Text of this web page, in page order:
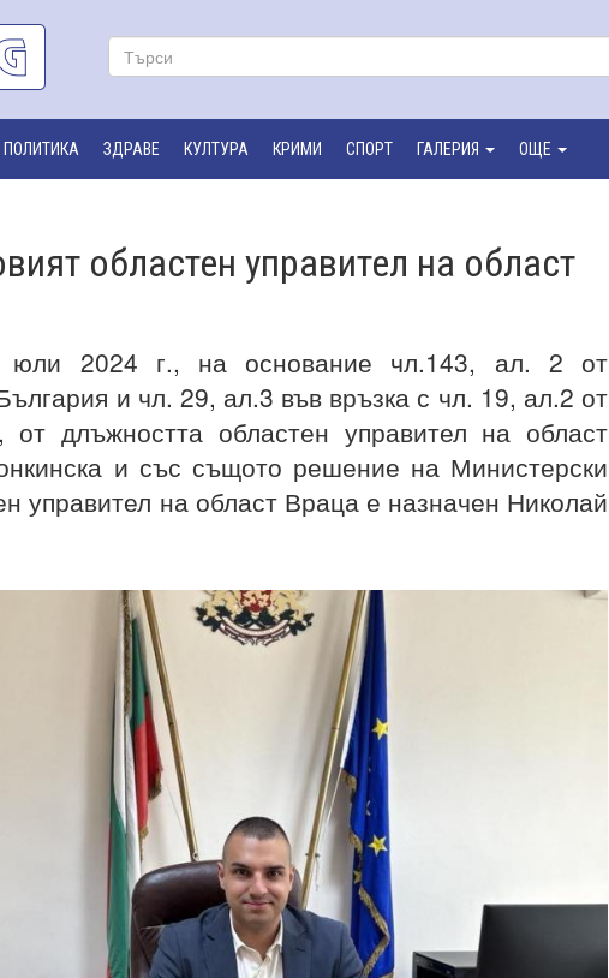
ПОЛИТИКА ЗДРАВЕ КУЛТУРА КРИМИ СПОРТ ГАЛЕРИЯ ОЩЕ
областен управител на област
2024 г., на основание чл.143, ал. 2 от
и чл. 29, ал.3 във връзка с чл. 19, ал.2 от
от длъжността областен управител на област
и със същото решение на Министерски
управител на област Враца е назначен Николай